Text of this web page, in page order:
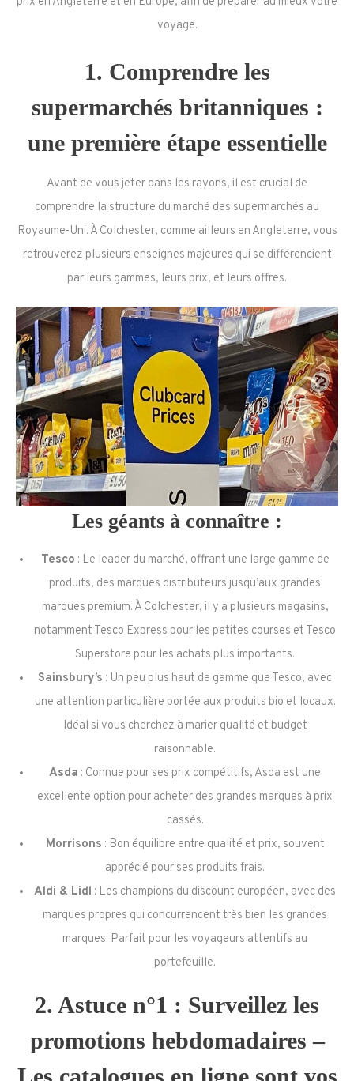
voyage.
1. Comprendre les
supermarchés britanniques :
une première étape essentielle
Avant de vous jeter dans les rayons, il est crucial de
comprendre la structure du marché des supermarchés au
Royaume-Uni. À Colchester, comme ailleurs en Angleterre, vous
retrouverez plusieurs enseignes majeures qui se différencient
par leurs gammes, leurs prix, et leurs offres.
Les géants à connaître :
Tesco : Le leader du marché, offrant une large gamme de
produits, des marques distributeurs jusqu’aux grandes
marques premium. À Colchester, il y a plusieurs magasins,
notamment Tesco Express pour les petites courses et Tesco
Superstore pour les achats plus importants.
Sainsbury’s : Un peu plus haut de gamme que Tesco, avec
une attention particulière portée aux produits bio et locaux.
Idéal si vous cherchez à marier qualité et budget
raisonnable.
Asda : Connue pour ses prix compétitifs, Asda est une
excellente option pour acheter des grandes marques à prix
cassés.
Morrisons : Bon équilibre entre qualité et prix, souvent
apprécié pour ses produits frais.
Aldi & Lidl : Les champions du discount européen, avec des
marques propres qui concurrencent très bien les grandes
marques. Parfait pour les voyageurs attentifs au
portefeuille.
2. Astuce n°1 : Surveillez les
promotions hebdomadaires –